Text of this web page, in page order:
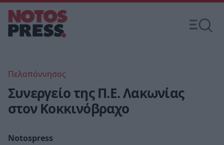
Πελοπόννησος
Συνεργείο της Π.Ε. Λακωνίας
στον Κοκκινόβραχο
Notospress